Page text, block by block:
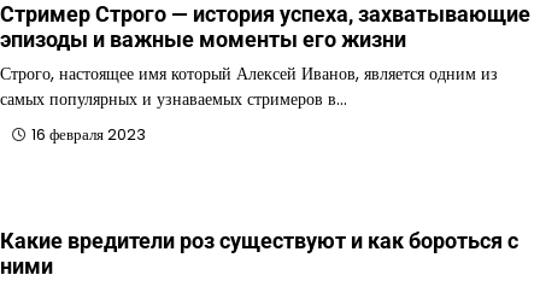
Стример Строго — история успеха, захватывающие
эпизоды и важные моменты его жизни
Строго, настоящее имя который Алексей Иванов, является одним из
самых популярных и узнаваемых стримеров в…
16 февраля 2023
Какие вредители роз существуют и как бороться с
ними